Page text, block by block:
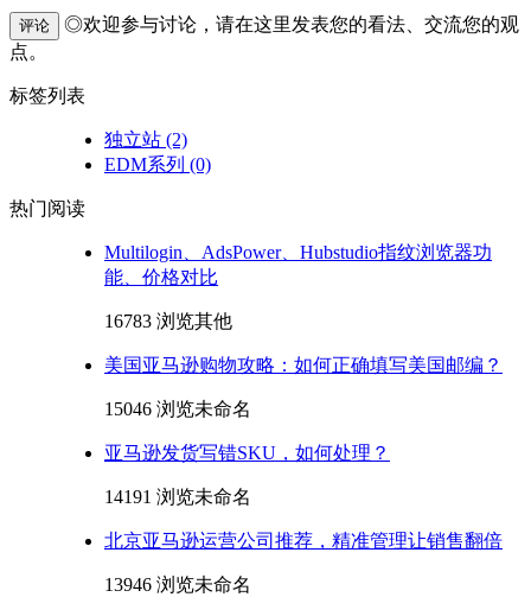
评论
◎欢迎参与讨论，请在这里发表您的看法、交流您的观
点。
标签列表
独立站 (2)
EDM系列 (0)
热门阅读
Multilogin、AdsPower、Hubstudio指纹浏览器功
能、价格对比
16783 浏览其他
美国亚马逊购物攻略：如何正确填写美国邮编？
15046 浏览未命名
亚马逊发货写错SKU，如何处理？
14191 浏览未命名
北京亚马逊运营公司推荐，精准管理让销售翻倍
13946 浏览未命名